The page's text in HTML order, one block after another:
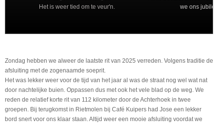
Het is weer tied om te veur'n.
we ons
Zondag hebben we alweer de laatste rit van 2025 verreden. Volgens traditie de
afsluiting met de zogenaamde soeprit.
Het was lekker weer voor de tijd van het jaar al was de straat nog wel wat nat
door nachtelijke buien. Oppassen dus met ook het vele blad op de weg. We
reden de relatief korte rit van 112 kilometer door de Achterhoek in twee
groepen. Bij terugkomst in Rietmolen bij Café Kuipers had Jose een lekker
bord snert voor ons klaar staan. Altijd weer een mooie afsluiting voordat we